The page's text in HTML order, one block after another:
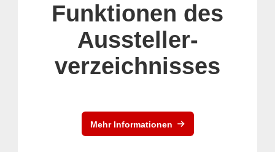
Funktionen des
Aussteller-
verzeichnisses
Mehr Informationen